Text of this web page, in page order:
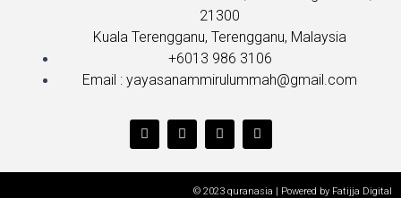
21300
Kuala Terengganu, Terengganu, Malaysia
+6013 986 3106
Email : yayasanammirulummah@gmail.com
T
w
i
F
a
c
Y
o
u
b
I
n
s
g
© 2023 quranasia | Powered by Fatijja Digital